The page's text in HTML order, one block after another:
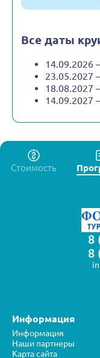
Все даты
14.09.2026
23.05.2027
18.08.2027
14.09.2027
Стоимость
8
8
Информация
Информация
Наши партнеры
Карта сайта